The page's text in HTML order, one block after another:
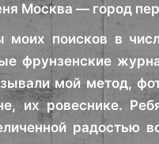
Москва — город
моих поисков в
фрунзенские
мой метод,
их ровеснике.
радостью